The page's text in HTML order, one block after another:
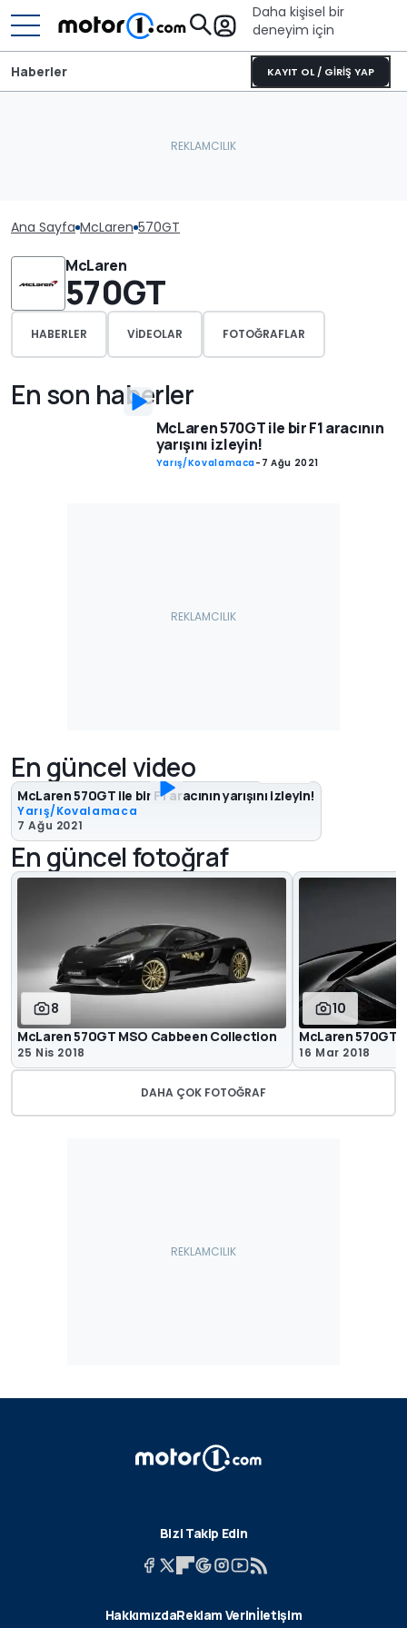
Daha kişisel bir
deneyim için
KAYIT OL / GİRİŞ YAP
Haberler
Ana Sayfa McLaren 570GT
McLaren
570GT
HABERLER VIDEOLAR FOTOĞRAFLAR
En son haberler
McLaren 570GT ile bir F1 aracının
yarışını izleyin!
Yarış/Kovalamaca- 7 Ağu 2021
En güncel video
McLaren 570GT ile bir F1 aracının yarışını izleyin!
Yarış/Kovalamaca
7 Ağu 2021
En güncel fotoğraf
8
McLaren 570GT MSO Cabbeen Collection
25 Nis 2018
10
McLaren 570GT
16 Mar 2018
DAHA ÇOK FOTOĞRAF
Bizi Takip Edin
HakkımızdaReklam Verinİletişim